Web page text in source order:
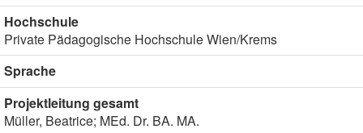
Hochschule
Private Pädagogische Hochschule Wien/Krems
Sprache
Projektleitung gesamt
Müller, Beatrice; MEd. Dr. BA. MA.